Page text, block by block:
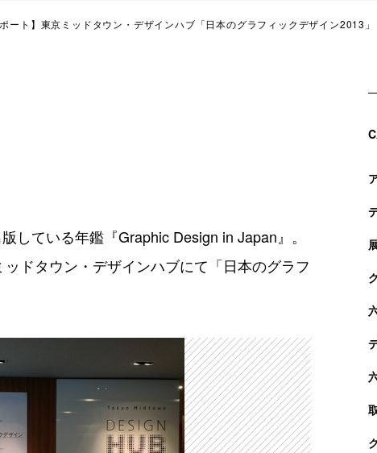
ポート】東京ミッドタウン・デザインハブ「日本のグラフィックデザイン2013」
している年鑑『Graphic Design in Japan』。
ドタウン・デザインハブにて「日本のグラフ